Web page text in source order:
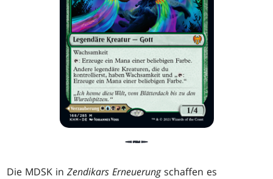
Die MDSK inZendikars Erneuerungschaffen es